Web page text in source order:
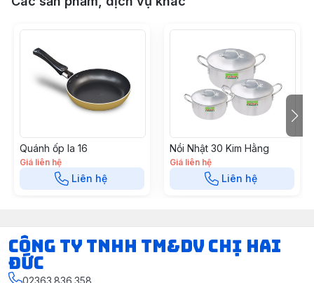
Quánh ốp la 16
Giá liên hệ
Liên hệ
Nồi Nhật 30 Kim Hằng
Giá liên hệ
Liên hệ
CÔNG TY TNHH TM&DV CHỊ HAI
ĐỨC
02363.836.358